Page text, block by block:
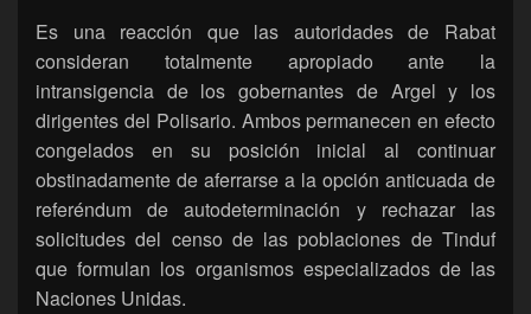
Es una reacción que las autoridades de Rabat
consideran totalmente apropiado ante la
intransigencia de los gobernantes de Argel y los
dirigentes del Polisario. Ambos permanecen en efecto
congelados en su posición inicial al continuar
obstinadamente de aferrarse a la opción anticuada de
referéndum de autodeterminación y rechazar las
solicitudes del censo de las poblaciones de Tinduf
que formulan los organismos especializados de las
Naciones Unidas.